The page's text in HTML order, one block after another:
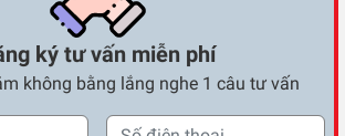
ký tư vấn miễn phí
không bằng lắng nghe 1 câu tư vấn